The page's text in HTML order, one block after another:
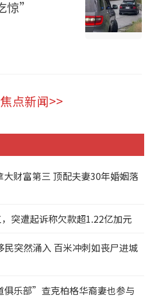
惊”
点新闻>>
财富第三 顶配夫妻30年婚姻落
突遭起诉称欠款超1.22亿加元
突然涌入 百米冲刺如丧尸进城
乐部”查克柏格华裔妻也参与